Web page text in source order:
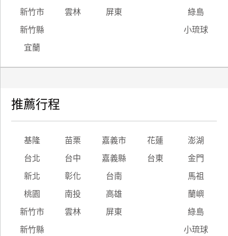
新竹市 雲林 屏東 綠島
新竹縣 小琉球
宜蘭
推薦行程
基隆 苗栗 嘉義市 花蓮 澎湖
台北 台中 嘉義縣 台東 金門
新北 彰化 台南 馬祖
桃園 南投 高雄 蘭嶼
新竹市 雲林 屏東 綠島
新竹縣 小琉球